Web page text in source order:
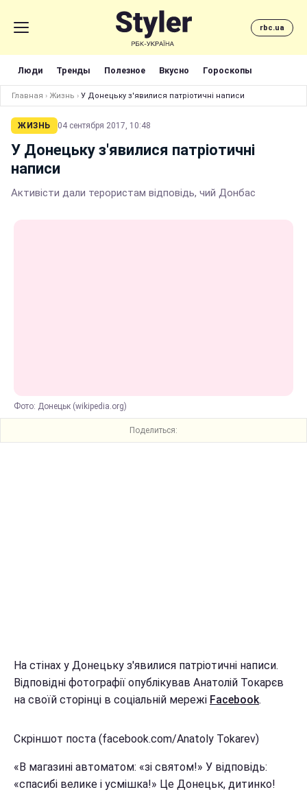
rbc.ua
Люди Тренды Полезное Вкусно Гороскопы
Главная › Жизнь › У Донецьку з'явилися патріотичні написи
ЖИЗНЬ 04 сентября 2017, 10:48
У Донецьку з'явилися патріотичні
написи
Активісти дали терористам відповідь, чий Донбас
Фото: Донецьк (wikipedia.org)
Поделиться:
На стінах у Донецьку з'явилися патріотичні написи.
Відповідні фотографії опублікував Анатолій Токарєв
на своїй сторінці в соціальній мережі Facebook.
Скріншот поста (facebook.com/Anatoly Tokarev)
«В магазині автоматом: «зі святом!» У відповідь:
«спасибі велике і усмішка!» Це Донецьк, дитинко!